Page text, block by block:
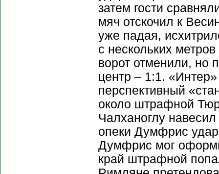
затем гости
мяч отскочил к
уже падая,
с нескольких
ворот отменили, но
центр – 1:1.
перспективный
около штрафной
Чалханоглу
опеки Думфрис
Думфрис мог
край штрафной